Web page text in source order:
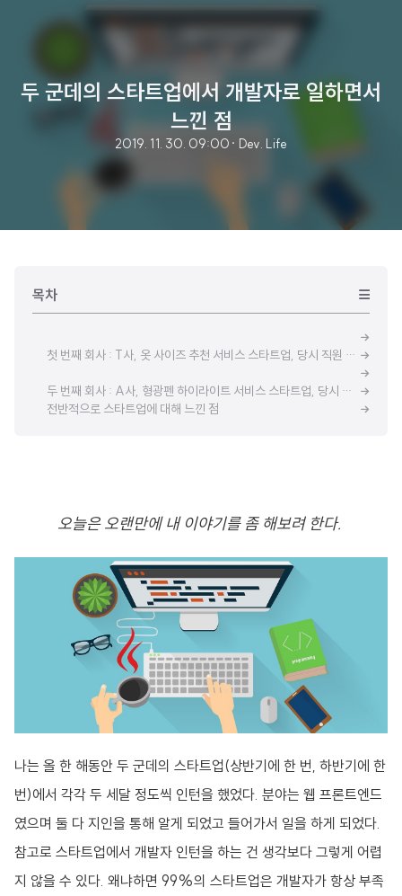
두 군데의 스타트업에서 개발자로 일하면서
느낀 점
2019. 11. 30. 09:00 · Dev. Life
목차
첫 번째 회사 : T사, 옷 사이즈 추천 서비스 스타트업, 당시 직원 수 5명
두 번째 회사 : A사, 형광펜 하이라이트 서비스 스타트업, 당시 직원 수 7명
전반적으로 스타트업에 대해 느낀 점
오늘은 오랜만에 내 이야기를 좀 해보려 한다.
나는 올 한 해동안 두 군데의 스타트업(상반기에 한 번, 하반기에 한
번)에서 각각 두 세달 정도씩 인턴을 했었다. 분야는 웹 프론트엔드
였으며 둘 다 지인을 통해 알게 되었고 들어가서 일을 하게 되었다.
참고로 스타트업에서 개발자 인턴을 하는 건 생각보다 그렇게 어렵
지 않을 수 있다. 왜냐하면 99%의 스타트업은 개발자가 항상 부족